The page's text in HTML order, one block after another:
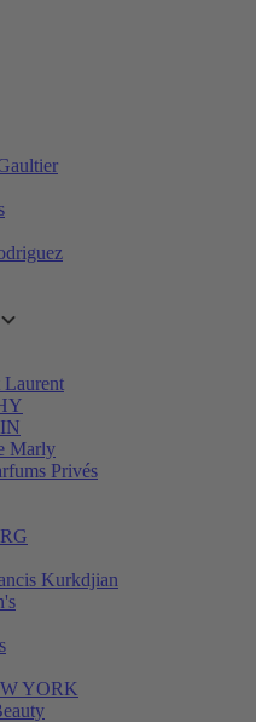
Laurent
Marly
Privés
Kurkdjian
YORK